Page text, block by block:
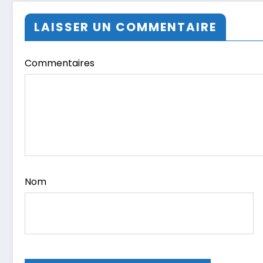
LAISSER UN COMMENTAIRE
Commentaires
Nom